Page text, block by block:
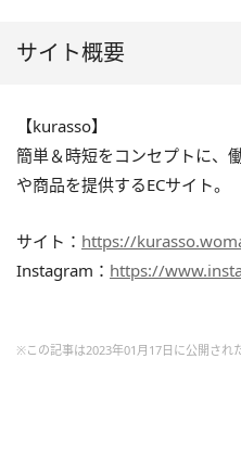
サイト概要
【kurasso】
簡単＆時短をコンセプトに、
や商品を提供するECサイト。
サイト： https://
Instagram： https://
※この記事は2023年01月17日に公開され